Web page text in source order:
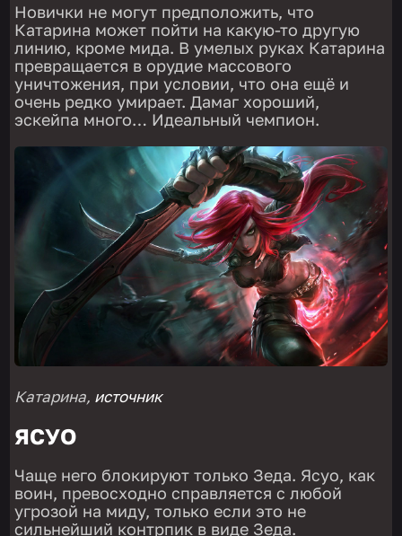
Новички не могут предположить, что
Катарина может пойти на какую-то другую
линию, кроме мида. В умелых руках Катарина
превращается в орудие массового
уничтожения, при условии, что она ещё и
очень редко умирает. Дамаг хороший,
эскейпа много… Идеальный чемпион.
Катарина, источник
ЯСУО
Чаще него блокируют только Зеда. Ясуо, как
воин, превосходно справляется с любой
угрозой на миду, только если это не
сильнейший контрпик в виде Зеда.